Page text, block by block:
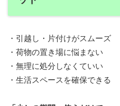
・引越し・片付けがスムーズ
・荷物の置き場に悩まない
・無理に処分しなくていい
・生活スペースを確保できる